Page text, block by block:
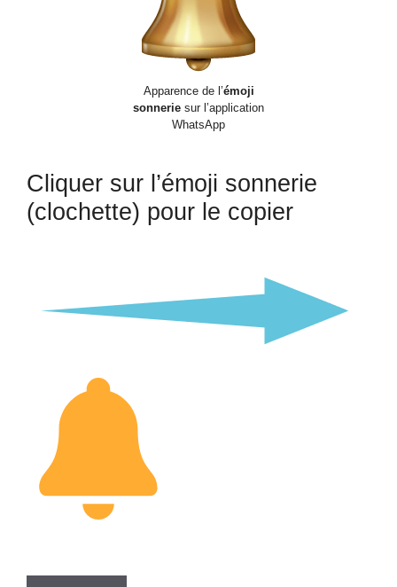
Apparence de l’émoji
sonnerie sur l’application
WhatsApp
Cliquer sur l’émoji sonnerie
(clochette) pour le copier